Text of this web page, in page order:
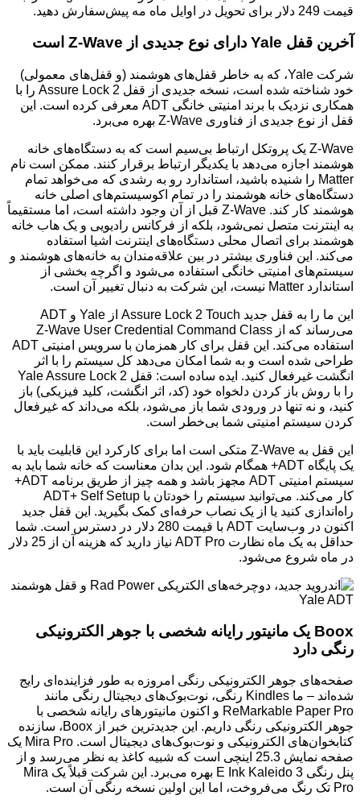
قیمت 249 دلار برای تحویل در اوایل ماه مه پیش‌سفارش دهید.
آخرین قفل Yale دارای نوع جدیدی از Z-Wave است
شرکت Yale، که به خاطر قفل‌های هوشمند (و قفل‌های معمولی)
خود شناخته شده است، نسخه جدیدی از قفل Assure Lock 2 را با
همکاری نزدیک با برند امنیتی خانگی ADT معرفی کرده است. این
قفل از نوع جدیدی از فناوری Z-Wave بهره می‌برد.
Z-Wave یک پروتکل ارتباط بی‌سیم است که به دستگاه‌های خانه
هوشمند اجازه می‌دهد با یکدیگر ارتباط برقرار کنند. ممکن است نام
Matter را شنیده باشید، استاندارد رو به رشدی که می‌خواهد تمام
دستگاه‌های خانه هوشمند را در تمام اکوسیستم‌های اصلی خانه
هوشمند کار کند. Z-Wave قبل از آن وجود داشته است، اما مستقیماً
به اینترنت متصل نمی‌شود، بلکه از فرکانس رادیویی و یک هاب خانه
هوشمند برای اتصال محلی دستگاه‌های اینترنت اشیا استفاده
می‌کند. این فناوری بیشتر در بین علاقه‌مندان به خانه‌های هوشمند و
سیستم‌های امنیتی خانگی استفاده می‌شود و اگرچه بخشی از
استاندارد Matter نیست، این شرکت به دنبال تغییر آن است.
این ما را به قفل جدید Assure Lock 2 Touch از Yale و ADT
می‌رساند که از Z-Wave User Credential Command Class
استفاده می‌کند. این قفل برای کار همزمان با سرویس امنیتی ADT
طراحی شده است و به شما امکان می‌دهد کل سیستم را با اثر
انگشت غیرفعال کنید. ایده ساده است: قفل Yale Assure Lock 2
را با روش باز کردن دلخواه خود (کد، اثر انگشت، کلید فیزیکی) باز
کنید، و نه تنها در ورودی شما باز می‌شود، بلکه می‌داند که غیرفعال
کردن سیستم امنیتی شما بی‌خطر است.
این قفل به Z-Wave متکی است اما برای کارکرد این قابلیت باید با
یک پایگاه ADT+ همگام شود. این بدان معناست که خانه شما باید به
سیستم امنیتی ADT مجهز باشد و همه چیز از طریق برنامه ADT+
کار می‌کند. می‌توانید سیستم را خودتان با ADT+ Self Setup
راه‌اندازی کنید یا از یک نصاب حرفه‌ای کمک بگیرید. این قفل جدید
اکنون در وب‌سایت ADT با قیمت 280 دلار در دسترس است. شما
حداقل به یک ماه نظارت ADT Pro نیاز دارید که هزینه آن از 25 دلار
در ماه شروع می‌شود.
Boox یک مانیتور رایانه شخصی با جوهر الکترونیکی
رنگی دارد
صفحه‌های جوهر الکترونیکی رنگی امروزه به طور فزاینده‌ای رایج
شده‌اند – ما Kindles رنگی، نوت‌بوک‌های دیجیتال رنگی مانند
ReMarkable Paper Pro و اکنون مانیتورهای رایانه شخصی با
جوهر الکترونیکی رنگی داریم. این جدیدترین خبر از Boox، سازنده
کتابخوان‌های الکترونیکی و نوت‌بوک‌های دیجیتال است. Mira Pro یک
صفحه نمایش 25.3 اینچی است که شبیه کاغذ به نظر می‌رسد و از
پنل رنگی E Ink Kaleido 3 بهره می‌برد. این شرکت قبلاً یک Mira
Pro تک رنگ می‌فروخت، اما این اولین نسخه رنگی آن است.